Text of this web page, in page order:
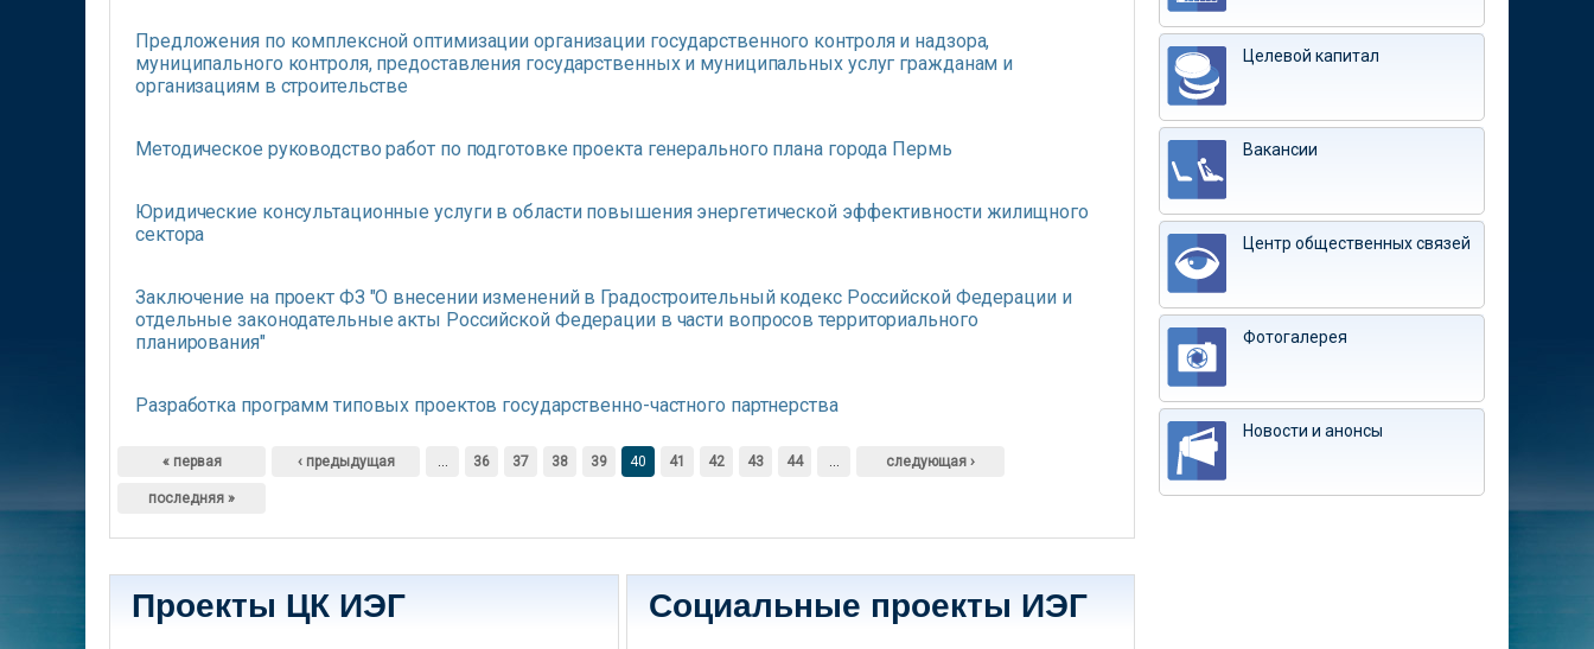
Предложения по комплексной оптимизации организации государственного контроля и надзора,
муниципального контроля, предоставления государственных и муниципальных услуг гражданам и
организациям в строительстве
Методическое руководство работ по подготовке проекта генерального плана города Пермь
Юридические консультационные услуги в области повышения энергетической эффективности жилищного
сектора
Заключение на проект ФЗ "О внесении изменений в Градостроительный кодекс Российской Федерации и
отдельные законодательные акты Российской Федерации в части вопросов территориального
планирования"
Разработка программ типовых проектов государственно-частного партнерства
Страницы
« первая ‹ предыдущая 36 37 38 39 40 41 42 43 44 следующая ›
последняя »
Проекты ЦК ИЭГ Социальные проекты ИЭГ
Целевой капитал
Вакансии
Центр общественных связей
Фотогалерея
Новости и анонсы